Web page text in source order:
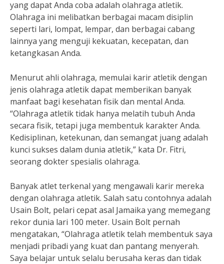
yang dapat Anda coba adalah olahraga atletik.
Olahraga ini melibatkan berbagai macam disiplin
seperti lari, lompat, lempar, dan berbagai cabang
lainnya yang menguji kekuatan, kecepatan, dan
ketangkasan Anda.
Menurut ahli olahraga, memulai karir atletik dengan
jenis olahraga atletik dapat memberikan banyak
manfaat bagi kesehatan fisik dan mental Anda.
“Olahraga atletik tidak hanya melatih tubuh Anda
secara fisik, tetapi juga membentuk karakter Anda.
Kedisiplinan, ketekunan, dan semangat juang adalah
kunci sukses dalam dunia atletik,” kata Dr. Fitri,
seorang dokter spesialis olahraga.
Banyak atlet terkenal yang mengawali karir mereka
dengan olahraga atletik. Salah satu contohnya adalah
Usain Bolt, pelari cepat asal Jamaika yang memegang
rekor dunia lari 100 meter. Usain Bolt pernah
mengatakan, “Olahraga atletik telah membentuk saya
menjadi pribadi yang kuat dan pantang menyerah.
Saya belajar untuk selalu berusaha keras dan tidak